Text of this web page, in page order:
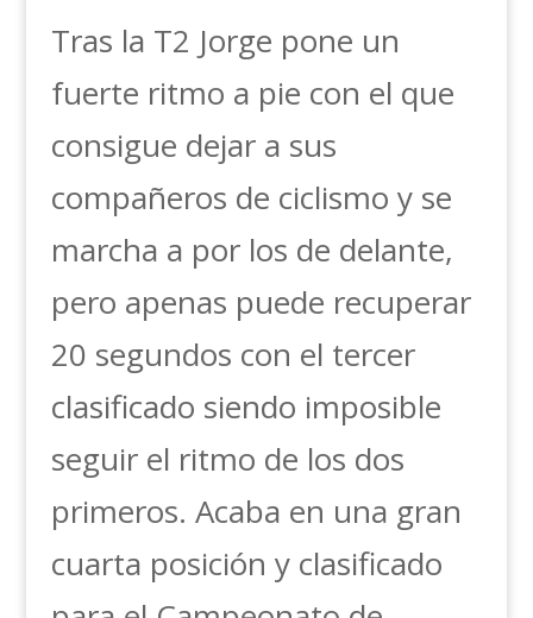
Tras la T2 Jorge pone un
fuerte ritmo a pie con el que
consigue dejar a sus
compañeros de ciclismo y se
marcha a por los de delante,
pero apenas puede recuperar
20 segundos con el tercer
clasificado siendo imposible
seguir el ritmo de los dos
primeros. Acaba en una gran
cuarta posición y clasificado